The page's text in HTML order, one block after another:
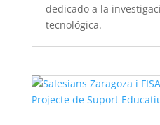
dedicado a la
tecnológica.